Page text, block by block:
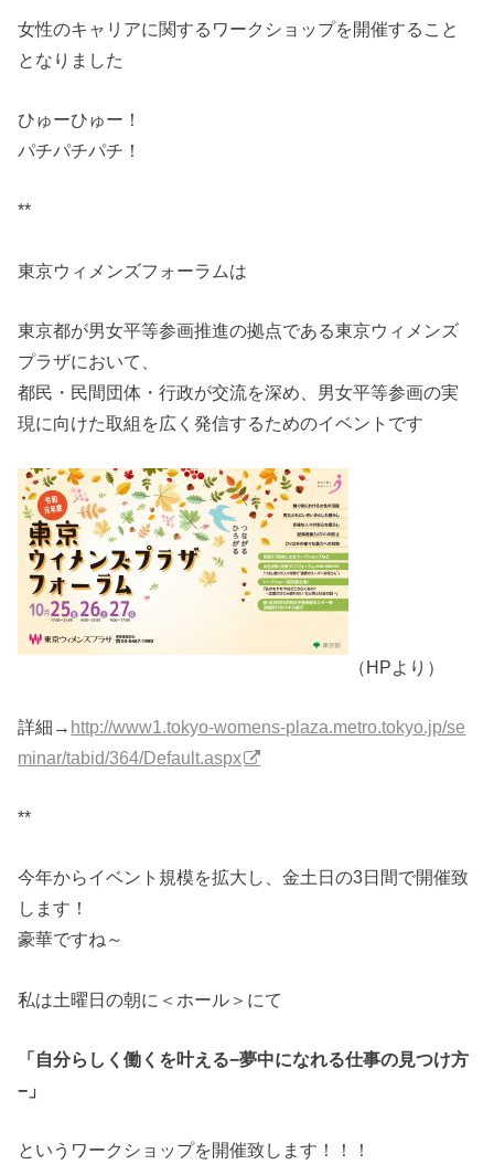
女性のキャリアに関するワークショップを開催すること
となりました
ひゅーひゅー！
パチパチパチ！
**
東京ウィメンズフォーラムは
東京都が男女平等参画推進の拠点である東京ウィメンズ
プラザにおいて、
都民・民間団体・行政が交流を深め、男女平等参画の実
現に向けた取組を広く発信するためのイベントです
（HPより）
詳細→ http://www1.tokyo-womens-plaza.metro.tokyo.jp/se
minar/tabid/364/Default.aspx
**
今年からイベント規模を拡大し、金土日の3日間で開催致
します！
豪華ですね～
私は土曜日の朝に＜ホール＞にて
「自分らしく働くを叶える−夢中になれる仕事の見つけ方
−」
というワークショップを開催致します！！！